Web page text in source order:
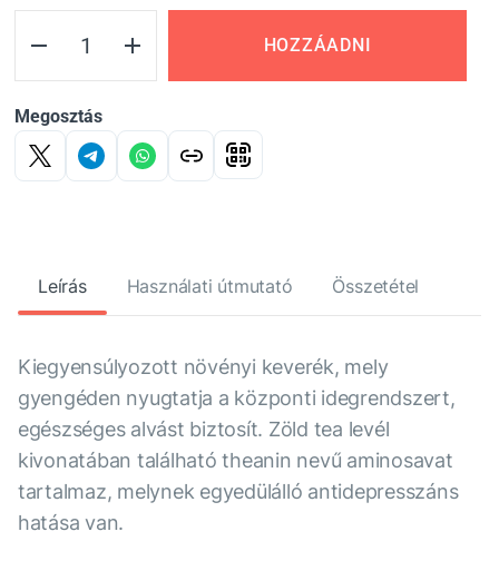
HOZZÁADNI
Megosztás
Leírás Használati útmutató Összetétel
Kiegyensúlyozott növényi keverék, mely
gyengéden nyugtatja a központi idegrendszert,
egészséges alvást biztosít. Zöld tea levél
kivonatában található theanin nevű aminosavat
tartalmaz, melynek egyedülálló antidepresszáns
hatása van.